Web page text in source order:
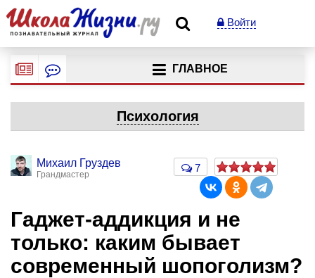
Войти
ГЛАВНОЕ
Психология
Михаил Груздев
Грандмастер
7
Гаджет-аддикция и не
только: каким бывает
современный шопоголизм?